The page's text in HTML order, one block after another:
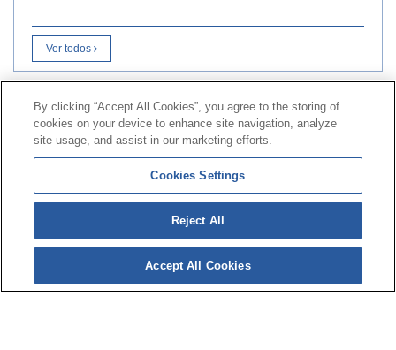
Ver todos
Contacto|Perfil do contratante|Reclamacións
Liña Universal 900 203 203
|
Zona Privada Comisión de
Prestacións Especiais|Zona Privada Provedor Sanitario
© Mutua Universal 2026| Mapa do sitio | Aviso legal |
Política de Protección de Datos
cookies
Síguenos en:
By clicking “Accept All Cookies”, you agree to the storing of
cookies on your device to enhance site navigation, analyze
site usage, and assist in our marketing efforts.
Cookies Settings
Reject All
Accept All Cookies